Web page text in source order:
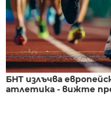
БНТ излъчва
атлетика - вижте